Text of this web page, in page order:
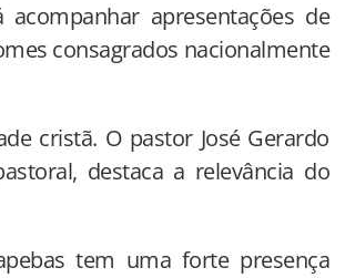
apresentações de
consagrados nacionalmente
cristã. O pastor José Gerardo
destaca a relevância do
tem uma forte presença